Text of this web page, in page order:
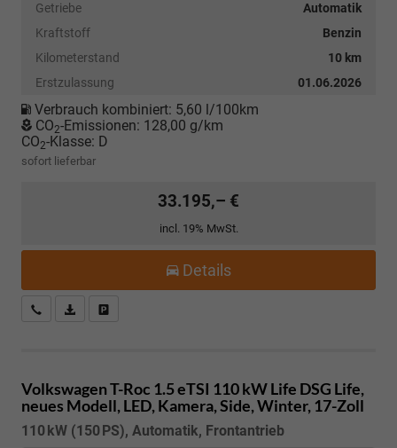
Getriebe
Automatik
Kraftstoff
Benzin
Kilometerstand
10 km
Erstzulassung
01.06.2026
Verbrauch kombiniert: 5,60 l/100km
CO2-Emissionen: 128,00 g/km
CO2-Klasse: D
sofort lieferbar
33.195,– €
incl. 19% MwSt.
Details
Kostenloser Rückruf-Service
PDF-Datei, Fahrzeugexposé drucken
Volkswagen T-Roc 1.5 eTSI 110 kW Life DSG Life,
neues Modell, LED, Kamera, Side, Winter, 17-Zoll
110 kW (150 PS), Automatik, Frontantrieb